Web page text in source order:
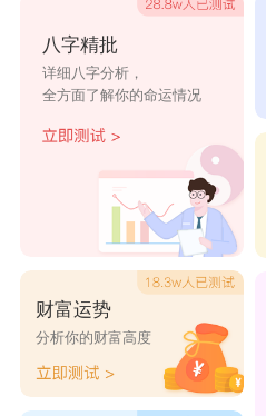
属龙的男宝宝适合的名字生
(1)属龙的男宝宝
有“中”、“爱”、“袁”之字
因申子辰三合，龙与猴
(2)属龙的男宝宝适合的名
因龙与马在-一起，会有“
力开创前程。其字如:马
骜。
(3)属龙的男宝宝
八字精批
详细八字分析，
全方面了解你的命运情况
财富运势
分析你的财富高度